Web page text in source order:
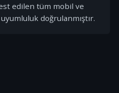
edilen tüm mobil ve
doğrulanmıştır.